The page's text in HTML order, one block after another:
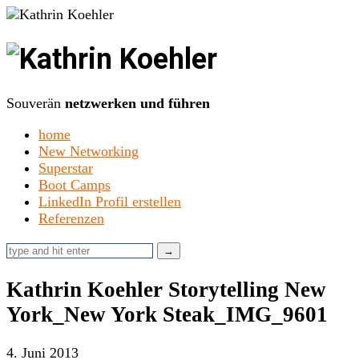
Kathrin
Koehler
Souverän netzwerken und führen
home
New Networking
Superstar
Boot Camps
LinkedIn Profil erstellen
Referenzen
Kathrin Koehler Storytelling New
York_New York Steak_IMG_9601
4. Juni 2013